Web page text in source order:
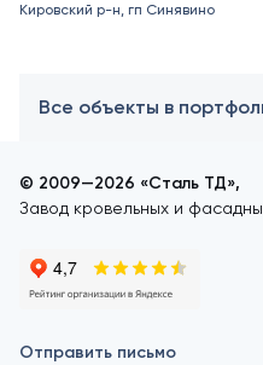
Кировский р-н, гп Синявино
Все объекты в
© 2009—2026 «Сталь ТД»,
Завод кровельных и
Отправить письмо